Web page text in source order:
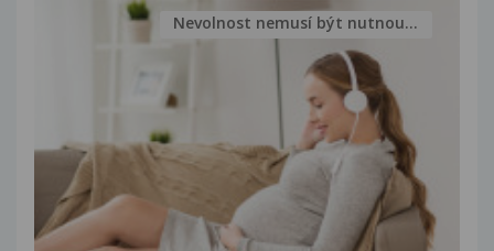
Nevolnost nemusí být nutnou...